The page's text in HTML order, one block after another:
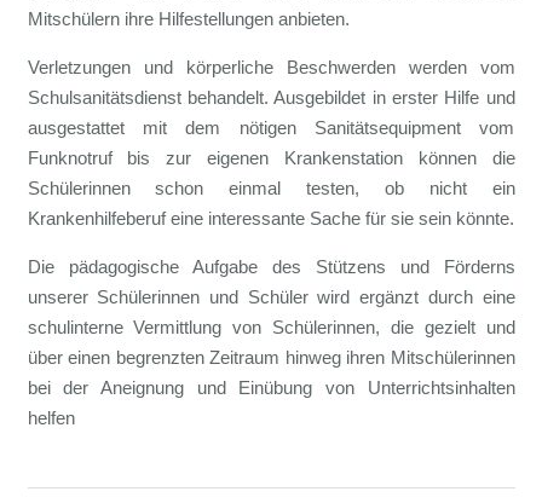
Mitschülern ihre Hilfestellungen anbieten.
Verletzungen und körperliche Beschwerden werden vom
Schulsanitätsdienst behandelt. Ausgebildet in erster Hilfe und
ausgestattet mit dem nötigen Sanitätsequipment vom
Funknotruf bis zur eigenen Krankenstation können die
Schülerinnen schon einmal testen, ob nicht ein
Krankenhilfeberuf eine interessante Sache für sie sein könnte.
Die pädagogische Aufgabe des Stützens und Förderns
unserer Schülerinnen und Schüler wird ergänzt durch eine
schulinterne Vermittlung von Schülerinnen, die gezielt und
über einen begrenzten Zeitraum hinweg ihren Mitschülerinnen
bei der Aneignung und Einübung von Unterrichtsinhalten
helfen